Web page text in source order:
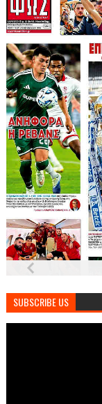
SUBSCRIBE US